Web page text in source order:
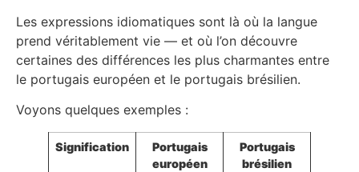
Les expressions idiomatiques sont là où la langue
prend véritablement vie — et où l’on découvre
certaines des différences les plus charmantes entre
le portugais européen et le portugais brésilien.
Voyons quelques exemples :
Signification
Portugais
européen
Portugais
brésilien